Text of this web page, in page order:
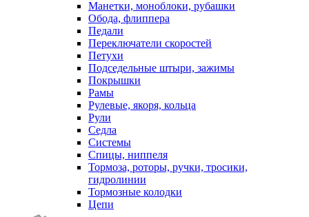
Манетки, моноблоки, рубашки
Обода, флиппера
Педали
Переключатели скоростей
Петухи
Подседельные штыри, зажимы
Покрышки
Рамы
Рулевые, якоря, кольца
Рули
Седла
Системы
Спицы, ниппеля
Тормоза, роторы, ручки, тросики,
гидролинии
Тормозные колодки
Цепи